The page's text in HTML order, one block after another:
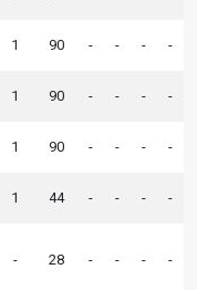
1 90 - - - -
1 90 - - - -
1 90 - - - -
1 44 - - - -
- 28 - - - -